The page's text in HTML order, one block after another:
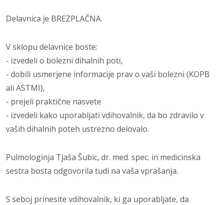
Delavnica je BREZPLAČNA.
V sklopu delavnice boste:
- izvedeli o bolezni dihalnih poti,
- dobili usmerjene informacije prav o vaši bolezni (KOPB
ali ASTMI),
- prejeli praktične nasvete
- izvedeli kako uporabljati vdihovalnik, da bo zdravilo v
vaših dihalnih poteh ustrezno delovalo.
Pulmologinja Tjaša Šubic, dr. med. spec. in medicinska
sestra bosta odgovorila tudi na vaša vprašanja.
S seboj prinesite vdihovalnik, ki ga uporabljate, da